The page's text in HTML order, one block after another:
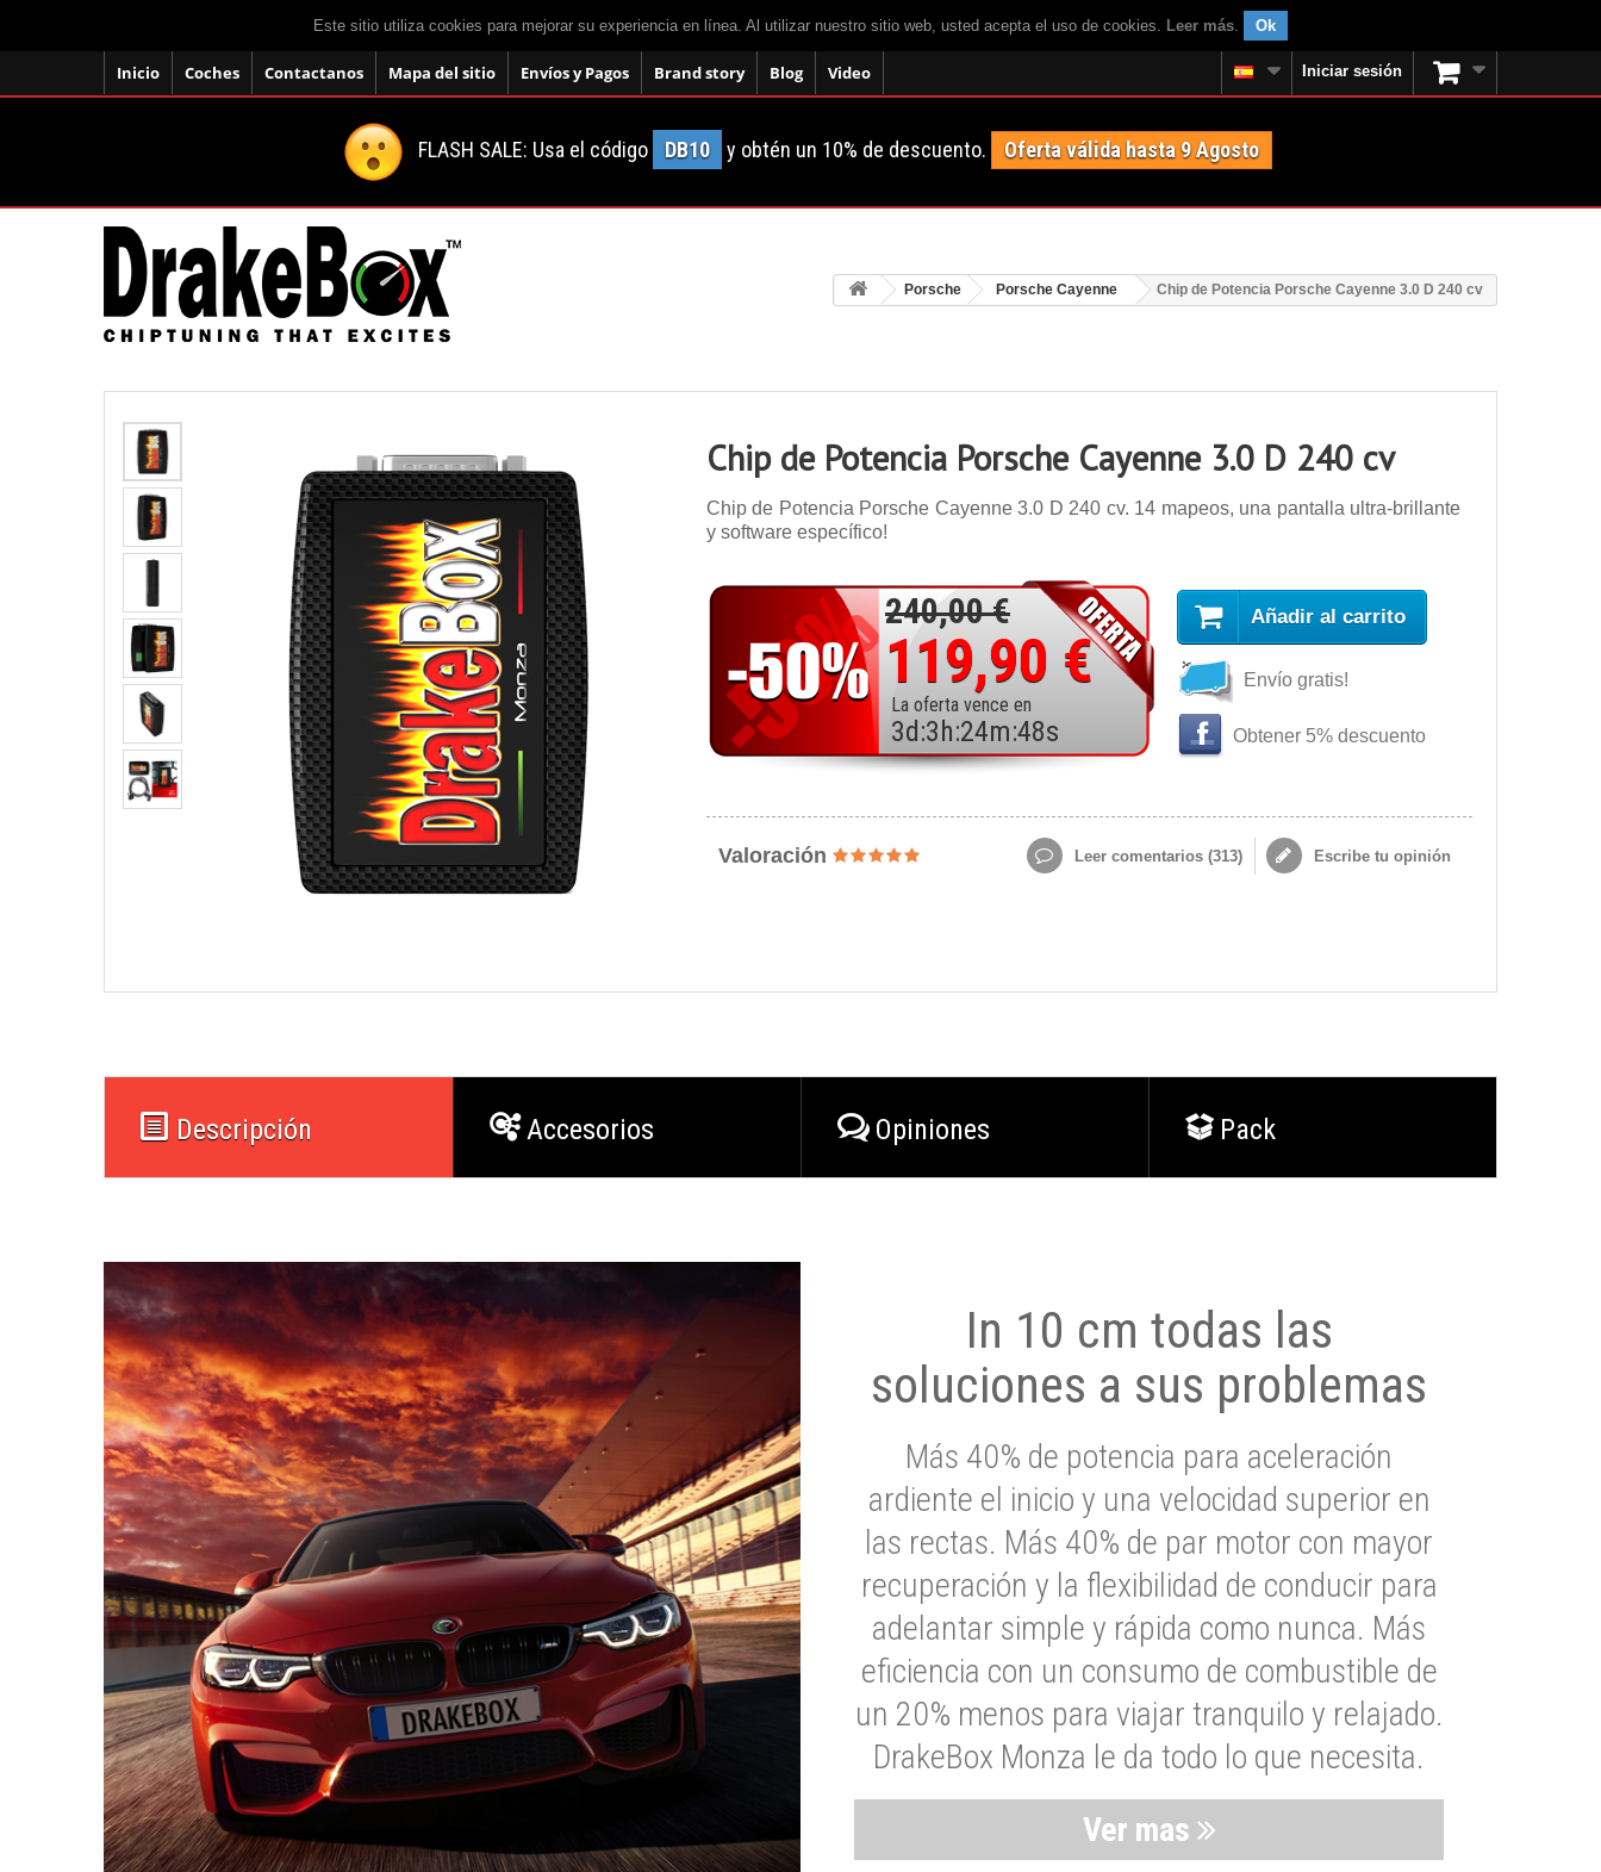
Este sitio utiliza cookies para mejorar su experiencia en línea. Al utilizar nuestro sitio web, usted acepta el uso de cookies. Leer más. Ok
Inicio Coches Contactanos Mapa del sitio Envíos y Pagos Brand story Blog Video Iniciar sesión
FLASH SALE: Usa el código DB10 y obtén un 10% de descuento. Oferta válida hasta 9 Agosto
Porsche Porsche Cayenne Chip de Potencia Porsche Cayenne 3.0 D 240 cv
Chip de Potencia Porsche Cayenne 3.0 D 240 cv
Chip de Potencia Porsche Cayenne 3.0 D 240 cv. 14 mapeos, una pantalla ultra-brillante
y software específico!
240,00 €
119,90 €
La oferta vence en
3d :3 h:24m:46s
Añadir al carrito
Envío gratis!
Obtener 5% descuento
Valoración Leer comentarios (313) Escribe tu opinión
Descripción Accesorios Opiniones Pack
In 10 cm todas las
soluciones a sus problemas
Más 40% de potencia para aceleración
ardiente el inicio y una velocidad superior en
las rectas. Más 40% de par motor con mayor
recuperación y la flexibilidad de conducir para
adelantar simple y rápida como nunca. Más
eficiencia con un consumo de combustible de
un 20% menos para viajar tranquilo y relajado.
DrakeBox Monza le da todo lo que necesita.
Ver mas